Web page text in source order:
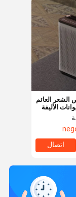
الشعر العائم
الأليفة
للحيوانات
اتصال